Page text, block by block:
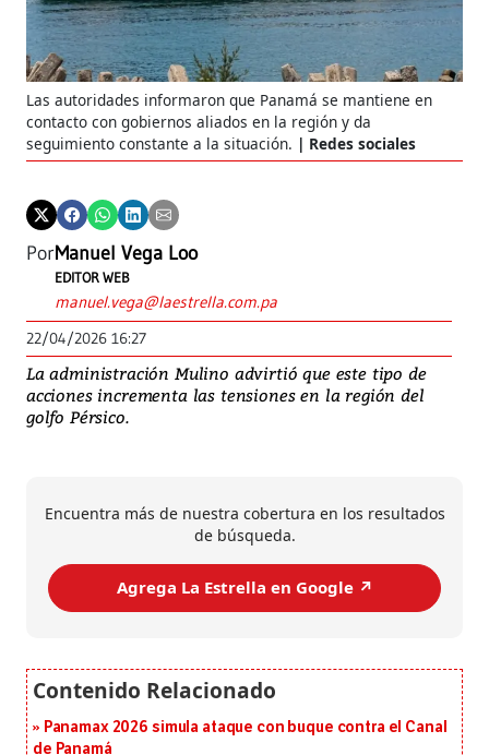
Las autoridades informaron que Panamá se mantiene en
contacto con gobiernos aliados en la región y da
seguimiento constante a la situación.
Redes sociales
PorManuel Vega Loo
EDITOR WEB
manuel.vega@laestrella.com.pa
22/04/2026 16:27
La administración Mulino advirtió que este tipo de
acciones incrementa las tensiones en la región del
golfo Pérsico.
Encuentra más de nuestra cobertura en los resultados
de búsqueda.
Agrega La Estrella en Google ↗️
Panamax 2026 simula ataque con buque contra el Canal
de Panamá